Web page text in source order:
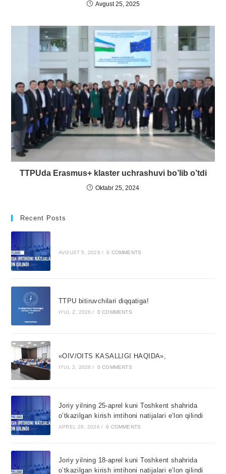
Avgust 25, 2025
TTPUda Erasmus+ klaster uchrashuvi bo’lib o’tdi
Oktabr 25, 2024
Recent Posts
AVGUST 5, 2026 / 0 COMMENTS
TTPU bitiruvchilari diqqatiga!
IYUL 2, 2026 / 0 COMMENTS
«OIV/OITS KASALLIGI HAQIDA»,
IYUL 2, 2026 / 0 COMMENTS
Joriy yilning 25-aprel kuni Toshkent shahrida
o’tkazilgan kirish imtihoni natijalari e’lon qilindi
APREL 28, 2026 / 0 COMMENTS
Joriy yilning 18-aprel kuni Toshkent shahrida
o’tkazilgan kirish imtihoni natijalari e’lon qilindi